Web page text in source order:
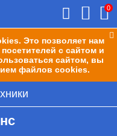
Это позволяет нам
с сайтом и
сайтом, вы
файлов cookies.
0